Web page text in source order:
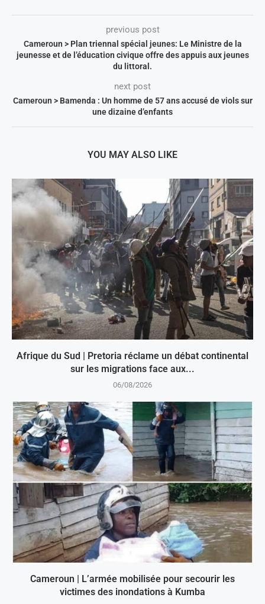
previous post
Cameroun > Plan triennal spécial jeunes: Le Ministre de la
jeunesse et de l’éducation civique offre des appuis aux jeunes
du littoral.
next post
Cameroun > Bamenda : Un homme de 57 ans accusé de viols sur
une dizaine d’enfants
YOU MAY ALSO LIKE
Afrique du Sud | Pretoria réclame un débat continental
sur les migrations face aux...
06/08/2026
Cameroun | L’armée mobilisée pour secourir les
victimes des inondations à Kumba